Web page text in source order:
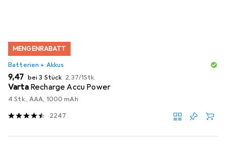
MENGENRABATT
Batterien + Akkus
EUR
9,47 bei 3 Stück EUR
2,37/1Stk.
Varta Recharge Accu Power
4 Stk., AAA, 1000 mAh
2247